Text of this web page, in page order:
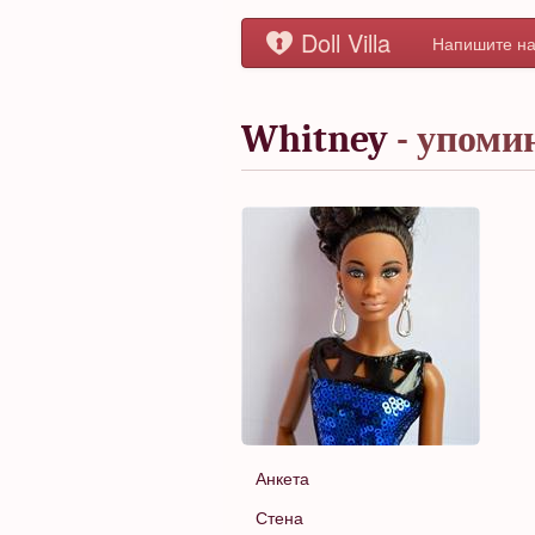
Doll Villa Напишите
Whitney -
Анкета
Стена